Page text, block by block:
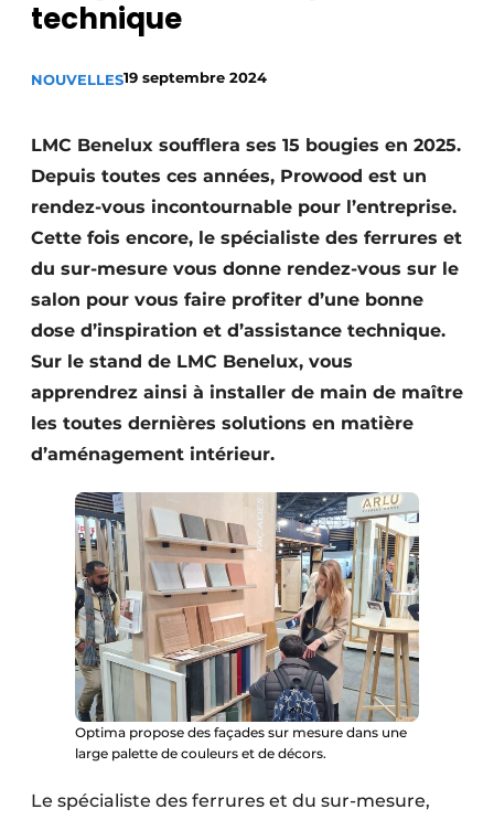
Podcasts
S’inscrire
S’inscrire
Termes et conditions
Video’s
technique
NOUVELLES19 septembre 2024
LMC Benelux soufflera ses 15 bougies en 2025.
Depuis toutes ces années, Prowood est un
rendez-vous incontournable pour l’entreprise.
Cette fois encore, le spécialiste des ferrures et
du sur-mesure vous donne rendez-vous sur le
salon pour vous faire profiter d’une bonne
dose d’inspiration et d’assistance technique.
Sur le stand de LMC Benelux, vous
apprendrez ainsi à installer de main de maître
les toutes dernières solutions en matière
d’aménagement intérieur.
Optima propose des façades sur mesure dans une
large palette de couleurs et de décors.
Le spécialiste des ferrures et du sur-mesure,